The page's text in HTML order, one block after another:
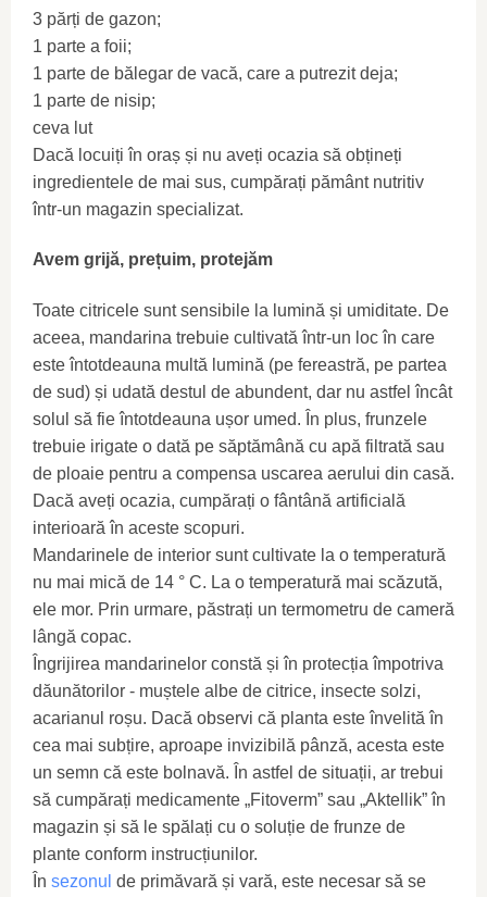
3 părți de gazon;
1 parte a foii;
1 parte de bălegar de vacă, care a putrezit deja;
1 parte de nisip;
ceva lut
Dacă locuiți în oraș și nu aveți ocazia să obțineți
ingredientele de mai sus, cumpărați pământ nutritiv
într-un magazin specializat.
Avem grijă, prețuim, protejăm
Toate citricele sunt sensibile la lumină și umiditate. De
aceea, mandarina trebuie cultivată într-un loc în care
este întotdeauna multă lumină (pe fereastră, pe partea
de sud) și udată destul de abundent, dar nu astfel încât
solul să fie întotdeauna ușor umed. În plus, frunzele
trebuie irigate o dată pe săptămână cu apă filtrată sau
de ploaie pentru a compensa uscarea aerului din casă.
Dacă aveți ocazia, cumpărați o fântână artificială
interioară în aceste scopuri.
Mandarinele de interior sunt cultivate la o temperatură
nu mai mică de 14 ° C. La o temperatură mai scăzută,
ele mor. Prin urmare, păstrați un termometru de cameră
lângă copac.
Îngrijirea mandarinelor constă și în protecția împotriva
dăunătorilor - muștele albe de citrice, insecte solzi,
acarianul roșu. Dacă observi că planta este învelită în
cea mai subțire, aproape invizibilă pânză, acesta este
un semn că este bolnavă. În astfel de situații, ar trebui
să cumpărați medicamente „Fitoverm” sau „Aktellik” în
magazin și să le spălați cu o soluție de frunze de
plante conform instrucțiunilor.
În sezonul de primăvară și vară, este necesar să se